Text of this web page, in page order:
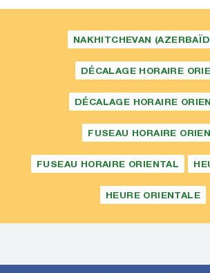
NAKHITCHEVAN
DÉCALAGE HORAIRE
DÉCALAGE HORAIRE
FUSEAU HORAIRE
FUSEAU HORAIRE ORIENTAL
HEURE ORIENTALE